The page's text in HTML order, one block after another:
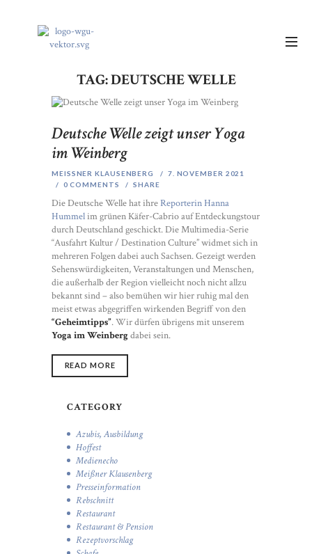
TAG: DEUTSCHE WELLE
Deutsche Welle zeigt unser Yoga
im Weinberg
MEISSNER KLAUSENBERG
7. NOVEMBER 2021
0 COMMENTS SHARE
Die Deutsche Welle hat ihreReporterin Hanna
Hummelim grünen Käfer-Cabrio auf Entdeckungstour
durch Deutschland geschickt. Die Multimedia-Serie
“Ausfahrt Kultur / Destination Culture” widmet sich in
mehreren Folgen dabei auch Sachsen. Gezeigt werden
Sehenswürdigkeiten, Veranstaltungen und Menschen,
die außerhalb der Region vielleicht noch nicht allzu
bekannt sind – also bemühen wir hier ruhig mal den
meist etwas abgegriffen wirkenden Begriff von den
“Geheimtipps”. Wir dürfen übrigens mit unserem
Yoga im Weinbergdabei sein.
READ MORE
CATEGORY
Azubis, Ausbildung
Hoffest
Medienecho
Meißner Klausenberg
Presseinformation
Rebschnitt
Restaurant
Restaurant & Pension
Rezeptvorschlag